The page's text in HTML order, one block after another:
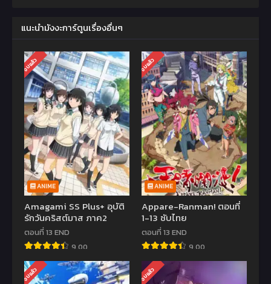
แนะนำมังงะการ์ตูนเรื่องอื่นๆ
จบแล้ว
ANIME
Amagami SS Plus+ อุบัติ
รักวันคริสต์มาส ภาค2
ตอนที่ 13 END
9.00
จบแล้ว
ANIME
Appare-Ranman! ตอนที่
1-13 ซับไทย
ตอนที่ 13 END
9.00
จบแล้ว จบแล้ว